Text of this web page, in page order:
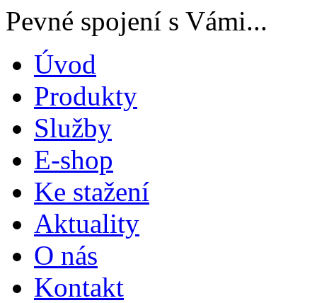
Pevné spojení s Vámi...
Úvod
Produkty
Služby
E-shop
Ke stažení
Aktuality
O nás
Kontakt